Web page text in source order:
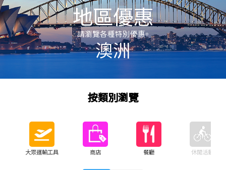
地區優惠
請瀏覽各種特別優惠。
澳洲
按類別瀏覽
大眾運輸工具 商店 餐廳 休閒活動